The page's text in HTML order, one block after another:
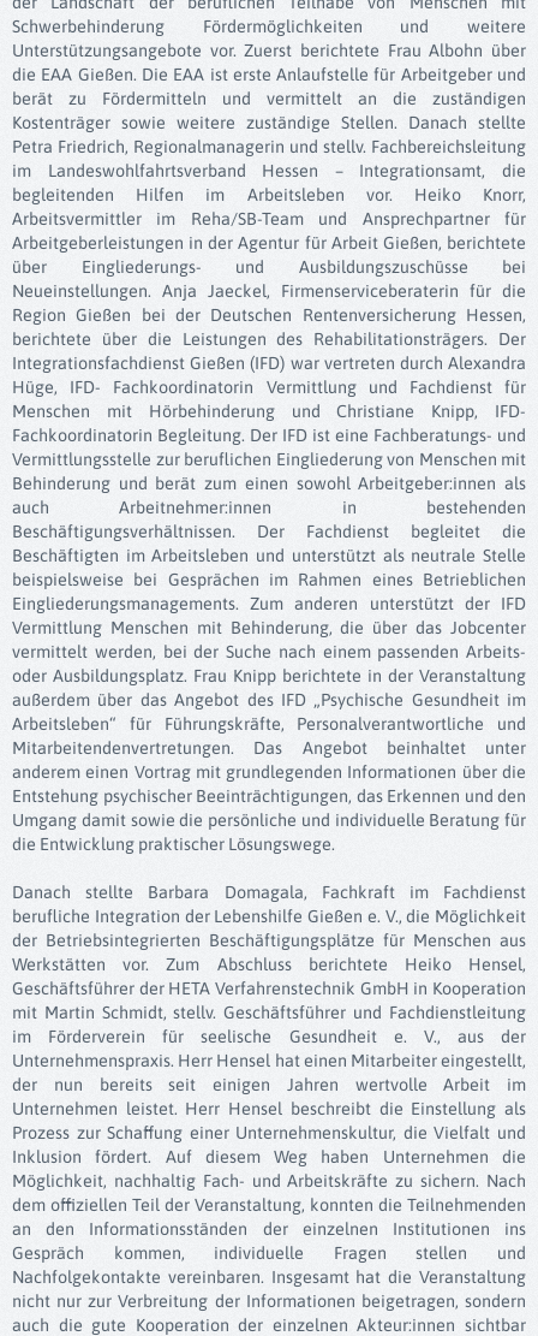
Schwerbehinderung Fördermöglichkeiten und weitere
Unterstützungsangebote vor. Zuerst berichtete Frau Albohn über
die EAA Gießen. Die EAA ist erste Anlaufstelle für Arbeitgeber und
berät zu Fördermitteln und vermittelt an die zuständigen
Kostenträger sowie weitere zuständige Stellen. Danach stellte
Petra Friedrich, Regionalmanagerin und stellv. Fachbereichsleitung
im Landeswohlfahrtsverband Hessen – Integrationsamt, die
begleitenden Hilfen im Arbeitsleben vor. Heiko Knorr,
Arbeitsvermittler im Reha/SB-Team und Ansprechpartner für
Arbeitgeberleistungen in der Agentur für Arbeit Gießen, berichtete
über Eingliederungs- und Ausbildungszuschüsse bei
Neueinstellungen. Anja Jaeckel, Firmenserviceberaterin für die
Region Gießen bei der Deutschen Rentenversicherung Hessen,
berichtete über die Leistungen des Rehabilitationsträgers. Der
Integrationsfachdienst Gießen (IFD) war vertreten durch Alexandra
Hüge, IFD- Fachkoordinatorin Vermittlung und Fachdienst für
Menschen mit Hörbehinderung und Christiane Knipp, IFD-
Fachkoordinatorin Begleitung. Der IFD ist eine Fachberatungs- und
Vermittlungsstelle zur beruflichen Eingliederung von Menschen mit
Behinderung und berät zum einen sowohl Arbeitgeber:innen als
auch Arbeitnehmer:innen in bestehenden
Beschäftigungsverhältnissen. Der Fachdienst begleitet die
Beschäftigten im Arbeitsleben und unterstützt als neutrale Stelle
beispielsweise bei Gesprächen im Rahmen eines Betrieblichen
Eingliederungsmanagements. Zum anderen unterstützt der IFD
Vermittlung Menschen mit Behinderung, die über das Jobcenter
vermittelt werden, bei der Suche nach einem passenden Arbeits-
oder Ausbildungsplatz. Frau Knipp berichtete in der Veranstaltung
außerdem über das Angebot des IFD „Psychische Gesundheit im
Arbeitsleben“ für Führungskräfte, Personalverantwortliche und
Mitarbeitendenvertretungen. Das Angebot beinhaltet unter
anderem einen Vortrag mit grundlegenden Informationen über die
Entstehung psychischer Beeinträchtigungen, das Erkennen und den
Umgang damit sowie die persönliche und individuelle Beratung für
die Entwicklung praktischer Lösungswege.
Danach stellte Barbara Domagala, Fachkraft im Fachdienst
berufliche Integration der Lebenshilfe Gießen e. V., die Möglichkeit
der Betriebsintegrierten Beschäftigungsplätze für Menschen aus
Werkstätten vor. Zum Abschluss berichtete Heiko Hensel,
Geschäftsführer der HETA Verfahrenstechnik GmbH in Kooperation
mit Martin Schmidt, stellv. Geschäftsführer und Fachdienstleitung
im Förderverein für seelische Gesundheit e. V., aus der
Unternehmenspraxis. Herr Hensel hat einen Mitarbeiter eingestellt,
der nun bereits seit einigen Jahren wertvolle Arbeit im
Unternehmen leistet. Herr Hensel beschreibt die Einstellung als
Prozess zur Schaffung einer Unternehmenskultur, die Vielfalt und
Inklusion fördert. Auf diesem Weg haben Unternehmen die
Möglichkeit, nachhaltig Fach- und Arbeitskräfte zu sichern. Nach
dem offiziellen Teil der Veranstaltung, konnten die Teilnehmenden
an den Informationsständen der einzelnen Institutionen ins
Gespräch kommen, individuelle Fragen stellen und
Nachfolgekontakte vereinbaren. Insgesamt hat die Veranstaltung
nicht nur zur Verbreitung der Informationen beigetragen, sondern
auch die gute Kooperation der einzelnen Akteur:innen sichtbar